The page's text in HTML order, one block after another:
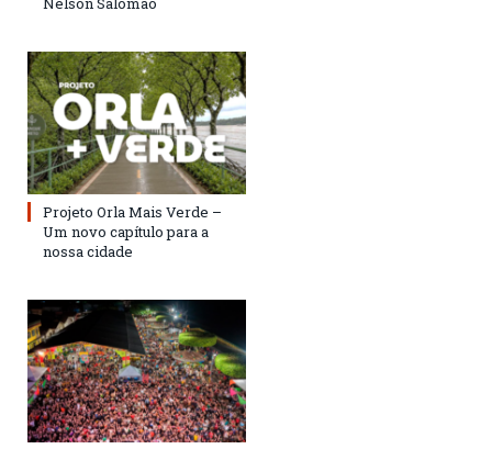
Projeto Orla Mais Verde –
Um novo capítulo para a
nossa cidade